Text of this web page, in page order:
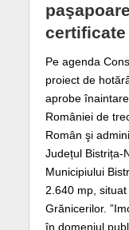
Pe agenda
proiect de
aprobe
României de
Român şi
Județul Bistrița-
Municipiului
2.640 mp,
Grănicerilor.
în domeniul